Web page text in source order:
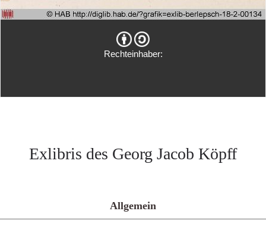
Rechteinhaber:
Exlibris des Georg Jacob Köpff
Allgemein